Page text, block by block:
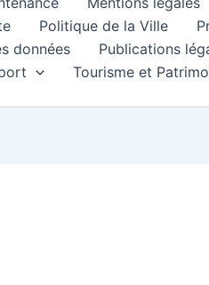
Politique de la Ville
données
Publications
Tourisme et